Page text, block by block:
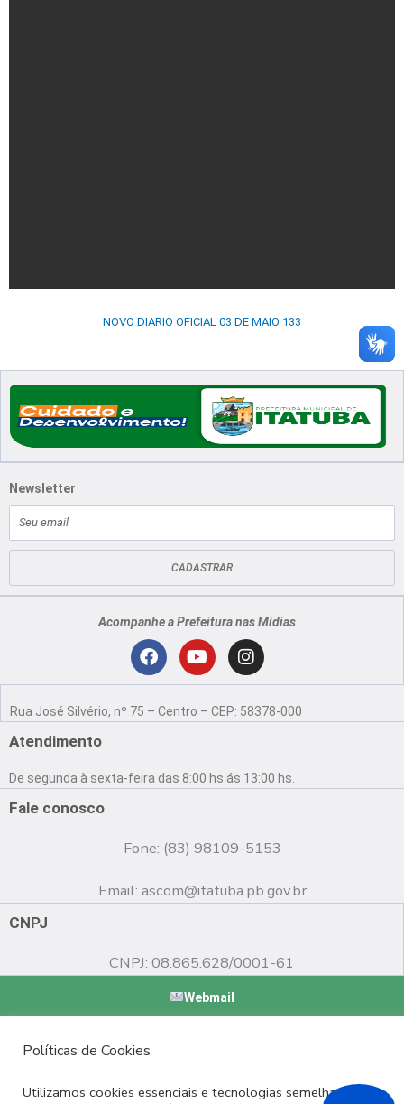
NOVO DIARIO OFICIAL 03 DE MAIO 133
Newsletter
mail
CADASTRAR
Acompanhe a Prefeitura nas Mídias
F
c
o
o
Y
u
b
e
I
n
s
g
r
Rua José Silvério, nº 75 – Centro – CEP: 58378-000
Atendimento
De segunda à sexta-feira das 8:00 hs ás 13:00 hs.
Fale conosco
Fone: (83) 98109-5153
Email: ascom@itatuba.pb.gov.br
CNPJ
CNPJ: 08.865.628/0001-61
Webmail
Políticas de Cookies
Utilizamos cookies essenciais e tecnologias semelhantes de